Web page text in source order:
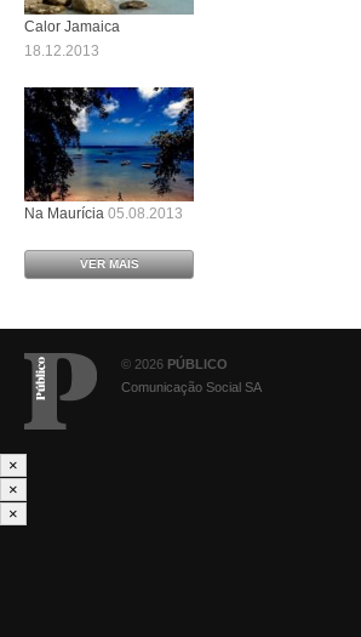
Calor Jamaica
18.12.2013
Na Maurícia 05.08.2013
VER MAIS
© 2026 PÚBLICO
Comunicação Social SA
×
×
×